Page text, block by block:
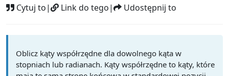
Cytuj to| Link do tego| Udostępnij to
Oblicz kąty współrzędne dla dowolnego kąta w
stopniach lub radianach. Kąty współrzędne to kąty, które